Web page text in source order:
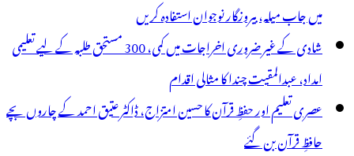
میں جاب میلہ، بیروزگار نوجوان استفادہ کریں
شادی کے غیر ضروری اخراجات میں کمی، 300 مستحق طلبہ کے لیے تعلیمی
امداد، عبدالمقیت چندا کا مثالی اقدام
عصری تعلیم اور حفظِ قرآن کا حسین امتزاج، ڈاکٹر عتیق احمد کے چاروں بچے
حافظِ قرآن بن گئے